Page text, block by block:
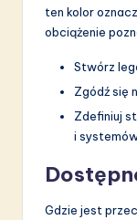
ten kolor
obciążenie
Stwórz
Zgódź się
Zdefiniuj
i
Gdzie jest